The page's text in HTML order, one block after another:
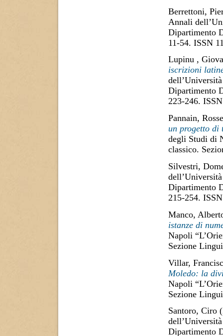
Berrettoni,
Annali
Dipartimento
11-54. ISSN
Lupinu ,
iscrizioni
Dipartimento
223-246.
Pannain,
un progetto di
degli Studi di
classico.
Silvestri,
Dipartimento
215-254.
Manco,
istanze di
Napoli
Sezione
Villar,
Moledo: la
Napoli
Sezione
Santoro, Ciro
Dipartimento